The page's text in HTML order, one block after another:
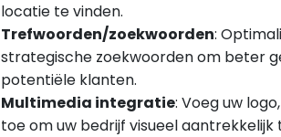
locatie te vinden.
Trefwoorden/zoekwoorden:
strategische zoekwoorden om beter
potentiële klanten.
Multimedia integratie: Voeg uw
toe om uw bedrijf visueel